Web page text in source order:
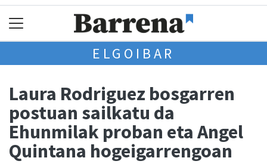
ELGOIBAR
Laura Rodriguez bosgarren
postuan sailkatu da
Ehunmilak proban eta Angel
Quintana hogeigarrengoan